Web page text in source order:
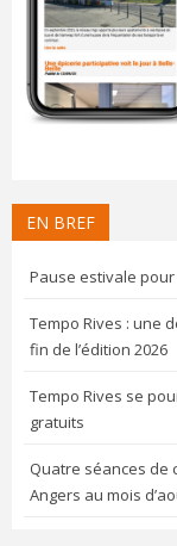
EN BREF
Pause estivale
Tempo Rives : une
fin de l’édition 2026
Tempo Rives se
gratuits
Quatre séances de
Angers au mois